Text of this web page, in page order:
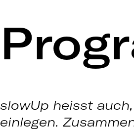
slowUp heisst
einlegen.